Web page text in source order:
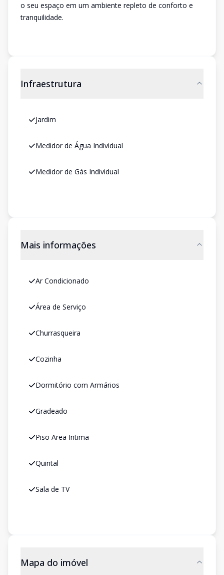
o seu espaço em um ambiente repleto de conforto e
tranquilidade.
Infraestrutura
Jardim
Medidor de Água Individual
Medidor de Gás Individual
Mais informações
Ar Condicionado
Área de Serviço
Churrasqueira
Cozinha
Dormitório com Armários
Gradeado
Piso Area Intima
Quintal
Sala de TV
Mapa do imóvel